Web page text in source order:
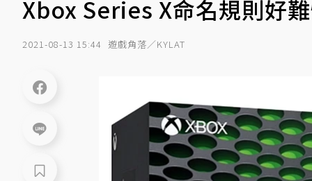
Xbox Series X命名規則好
2021-08-13 15:44 遊戲角落／KYLAT